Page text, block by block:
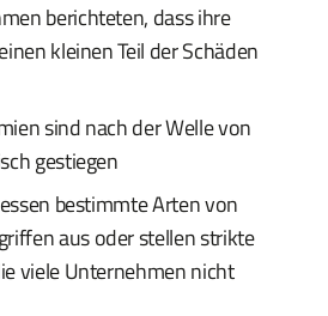
berichteten, dass ihre
kleinen Teil der Schäden
sind nach der Welle von
gestiegen
bestimmte Arten von
aus oder stellen strikte
viele Unternehmen nicht